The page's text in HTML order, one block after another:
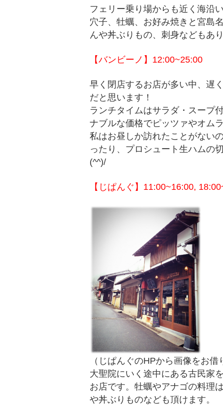
フェリー乗り場からも近く海沿
穴子、牡蠣、お好み焼きと宮島
んや丼ぶりもの、刺身などもあ
【バンビーノ】12:00~25:00
早く閉店するお店が多い中、遅
だと思います！
ランチタイムはサラダ・スープ
ナブルな価格でピッツァやオム
私はお昼しか訪れたことがない
ったり、プロシュート生ハムの
(^^)/
【じぱんぐ】11:00~16:00,
（じぱんぐのHPから画像をお借
大聖院にいく途中にある古民家
お店です。牡蠣やアナゴの料理
や丼ぶりものなども頂けます。